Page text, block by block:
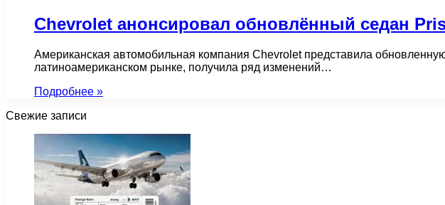
Chevrolet анонсировал обновлённый седан
Американская автомобильная компания Chevrolet представила
латиноамериканском рынке, получила ряд изменений…
Подробнее »
Свежие записи